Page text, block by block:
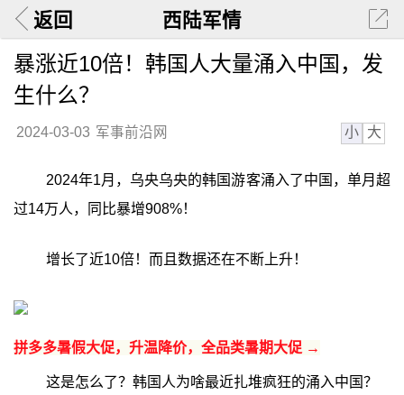
返回 西陆军情
暴涨近10倍！韩国人大量涌入中国，发
生什么？
2024-03-03 军事前沿网 小 大
2024年1月，乌央乌央的韩国游客涌入了中国，单月超
过14万人，同比暴增908%！
增长了近10倍！而且数据还在不断上升！
拼多多暑假大促，升温降价，全品类暑期大促 →
这是怎么了？韩国人为啥最近扎堆疯狂的涌入中国？